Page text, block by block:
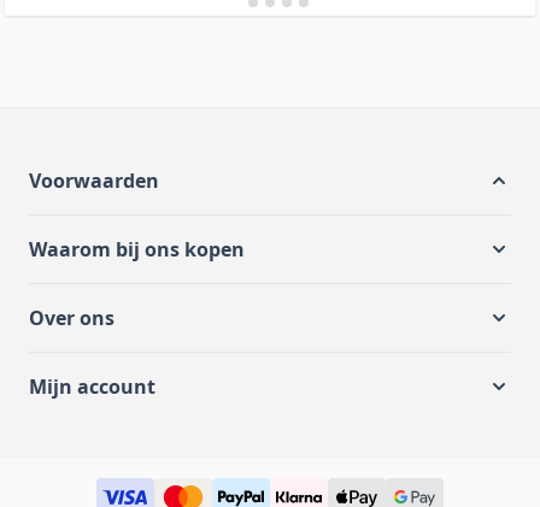
Voorwaarden
Waarom bij ons kopen
Over ons
Mijn account